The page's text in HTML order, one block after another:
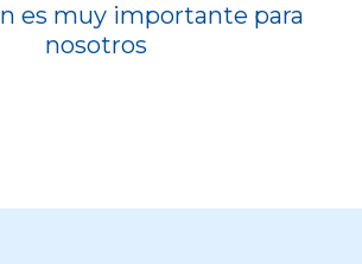
es muy importante para
nosotros